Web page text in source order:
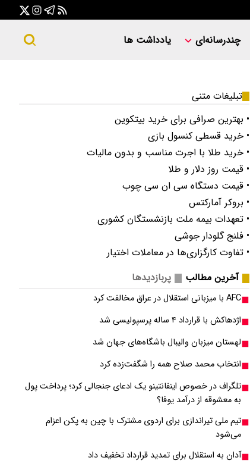
چندرسانه‌ای یادداشت ها
تبلیغات متنی
• بهترین صرافی برای خرید بیتکوین
• خرید قسطی کنسول بازی
• خرید طلا با اجرت مناسب و بدون مالیات
• قیمت روز دلار و طلا
• قیمت دستگاه سی ان سی چوب
• بروکر آمارکتس
• تعهدات بیمه ملت بازنشستگان کشوری
• فلنج گلودار جوشی
• تفاوت کارگزاری‌ها در معاملات اختیار
آخرین مطالب
پربازدیدها
AFC با میزبانی استقلال در عراق مخالفت کرد
اژدهاکش با قرارداد ۴ ساله پرسپولیسی شد
لهستان میزبان والیبال باشگاه‌های جهان شد
انتخاب محمد صلاح همه را شگفت‌زده کرد
تلگراف در خصوص اینفانتینو یک ادعای جنجالی کرد؛ پرداخت پول
به معشوقه از درآمد یوفا؟
تیم ملی تیراندازی برای اردوی مشترک با چین به پکن اعزام
می‌شود
آدان به استقلال برای تمدید قرارداد تخفیف داد